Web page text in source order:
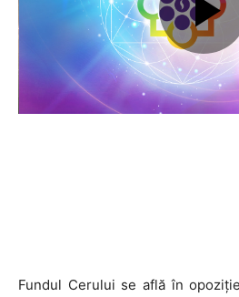
Fundul Cerului se află în